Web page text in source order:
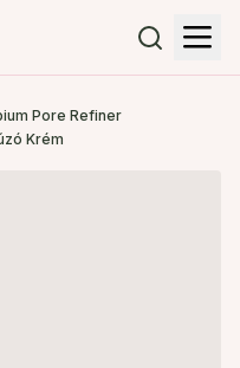
Pore Refiner
Krém